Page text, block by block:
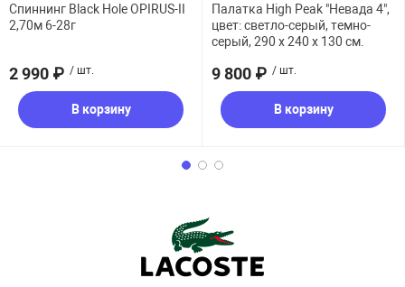
Спиннинг Black Hole OPIRUS-II
2,70м 6-28г
2 990 ₽ / шт.
В корзину
Палатка High Peak "Невада 4",
цвет: светло-серый, темно-
серый, 290 х 240 х 130 см.
9 800 ₽ / шт.
В корзину